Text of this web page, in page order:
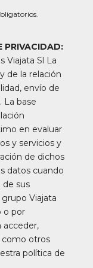
o monumentos
circuitos son
durante el
los horarios de
a la
los
(averías,
estos
avisados y
de su
leer con
toda la
de nuestro
PRIVACIDAD:
Viajata Sl La
de la relación
envío de
La base
en evaluar
y servicios y
de dichos
datos cuando
de sus
Viajata
o por
acceder,
como otros
política de